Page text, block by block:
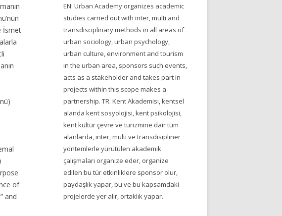
İsmet
of
and
EN: Urban Academy organizes academic
studies carried out with inter, multi and
transdisciplinary methods in all areas of
urban sociology, urban psychology,
urban culture, environment and tourism
in the urban area, sponsors such events,
acts as a stakeholder and takes part in
projects within this scope makes a
partnership. TR: Kent Akademisi, kentsel
alanda kent sosyolojisi, kent psikolojisi,
kent kültür çevre ve turizmine dair tüm
alanlarda, inter, multi ve transdisipliner
yöntemlerle yürütülen akademik
çalışmaları organize eder, organize
edilen bu tür etkinliklere sponsor olur,
paydaşlık yapar, bu ve bu kapsamdaki
projelerde yer alır, ortaklık yapar.